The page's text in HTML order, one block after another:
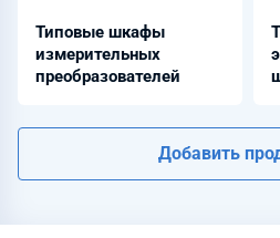
Типовые шкафы
измерительных
преобразователей
Добавить